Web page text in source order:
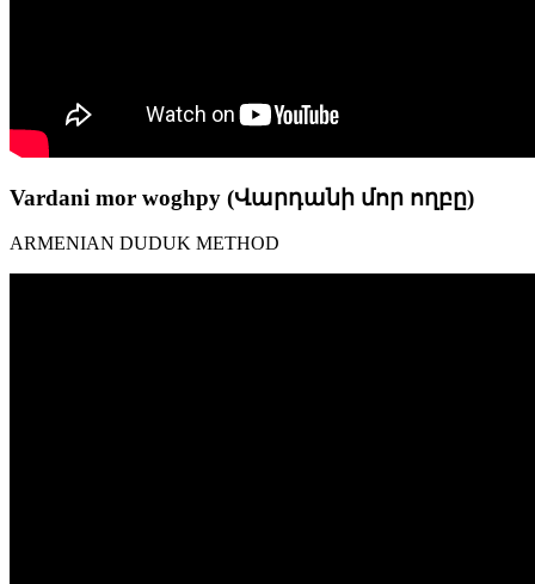
Vardani mor woghpy (Վարդանի մոր ողբը)
ARMENIAN DUDUK METHOD